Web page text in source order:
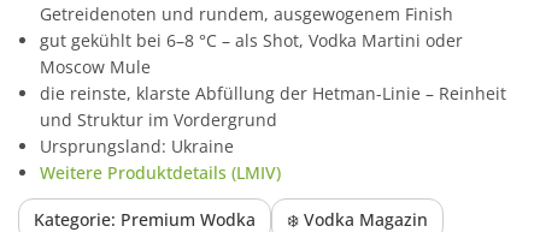
Getreidenoten und rundem, ausgewogenem Finish
gut gekühlt bei 6–8 °C – als Shot, Vodka Martini oder
Moscow Mule
die reinste, klarste Abfüllung der Hetman-Linie – Reinheit
und Struktur im Vordergrund
Ursprungsland: Ukraine
Weitere Produktdetails (LMIV)
Kategorie: Premium Wodka ❄️ Vodka Magazin